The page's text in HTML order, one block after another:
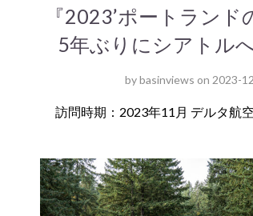
『2023’ポートランド
5年ぶりにシアトル
bybasinviews on 2023-
訪問時期：2023年11月 デルタ航